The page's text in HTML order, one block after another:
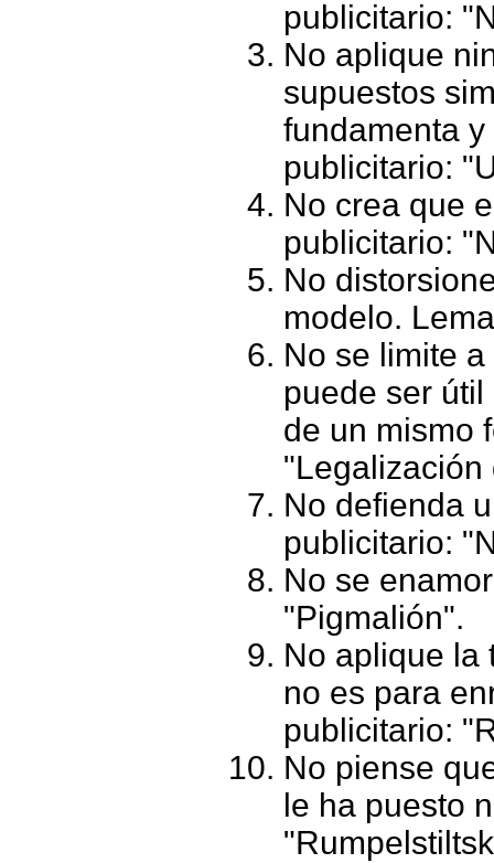
publicitario:
No aplique
supuestos
fundamenta
publicitario:
No crea que
publicitario:
No
modelo.
No se limite
puede ser
de un mismo
"Legalización
No defienda
publicitario:
No se
"Pigmalión".
No aplique la
no es para
publicitario:
No piense
le ha puesto